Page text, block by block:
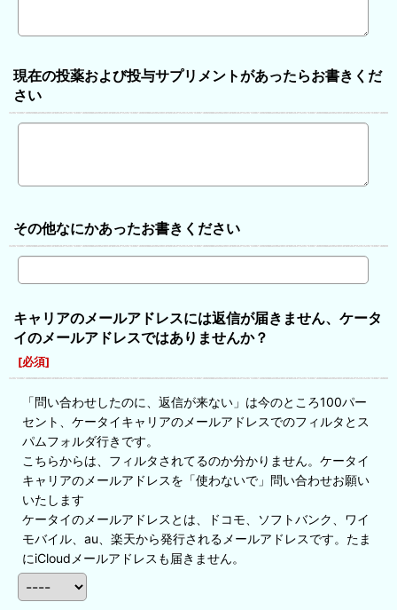
現在の投薬および投与サプリメントがあったらお書きくだ
さい
その他なにかあったお書きください
キャリアのメールアドレスには返信が届きません、ケータ
イのメールアドレスではありませんか？
[必須]
「問い合わせしたのに、返信が来ない」は今のところ100パー
セント、ケータイキャリアのメールアドレスでのフィルタとス
パムフォルダ行きです。
こちらからは、フィルタされてるのか分かりません。ケータイ
キャリアのメールアドレスを「使わないで」問い合わせお願い
いたします
ケータイのメールアドレスとは、ドコモ、ソフトバンク、ワイ
モバイル、au、楽天から発行されるメールアドレスです。たま
にiCloudメールアドレスも届きません。